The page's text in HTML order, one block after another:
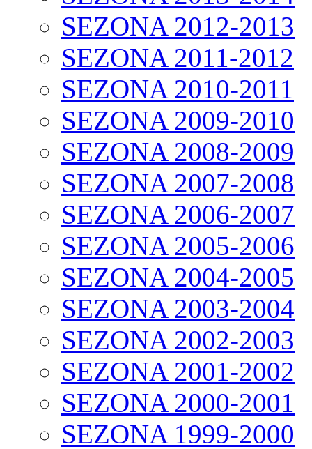
SEZONA 2012-2013
SEZONA 2011-2012
SEZONA 2010-2011
SEZONA 2009-2010
SEZONA 2008-2009
SEZONA 2007-2008
SEZONA 2006-2007
SEZONA 2005-2006
SEZONA 2004-2005
SEZONA 2003-2004
SEZONA 2002-2003
SEZONA 2001-2002
SEZONA 2000-2001
SEZONA 1999-2000